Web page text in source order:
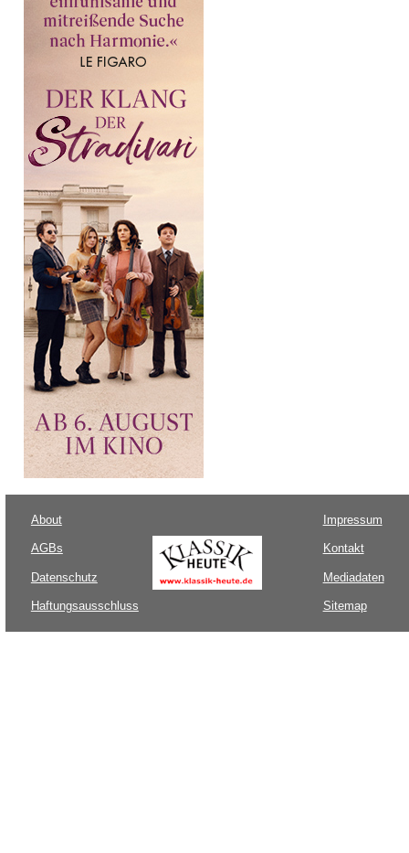
About
AGBs
Datenschutz
Haftungsausschluss
Impressum
Kontakt
Mediadaten
Sitemap